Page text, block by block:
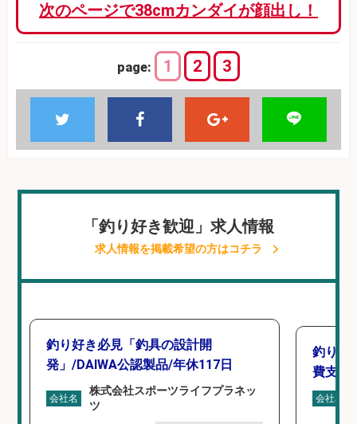
次のページで38cmカンダイが顔出し！
page: 1 2 3
「釣り好き歓迎」求人情報
求人情報を掲載希望の方はコチラ
釣り好き必見「釣具の設計開
発」/DAIWA公認製品/年休117日
会社名
株式会社スポーツライフプラネッ
ツ
釣り具
費支給
会社名